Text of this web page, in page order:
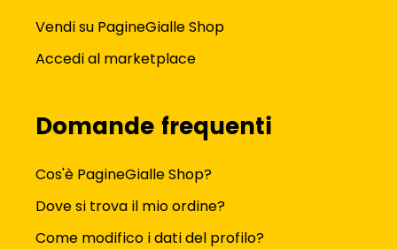
Vendi su PagineGialle Shop
Accedi al marketplace
Domande frequenti
Cos'è PagineGialle Shop?
Dove si trova il mio ordine?
Come modifico i dati del profilo?